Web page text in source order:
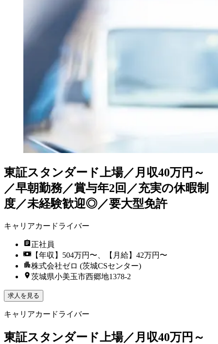
東証スタンダード上場／月収40万円～
／早朝勤務／賞与年2回／充実の休暇制
度／未経験歓迎◎／要大型免許
キャリアカードライバー
正社員
【年収】504万円〜、【月給】42万円〜
株式会社ゼロ (茨城CSセンター)
茨城県小美玉市西郷地1378-2
求人を見る
キャリアカードライバー
東証スタンダード上場／月収40万円～